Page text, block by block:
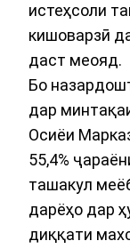
истеҳсоли
кишоварзӣ
даст меояд.
Бо
дар
Осиёи
55,4%
ташакул
дарёҳо дар
диққати